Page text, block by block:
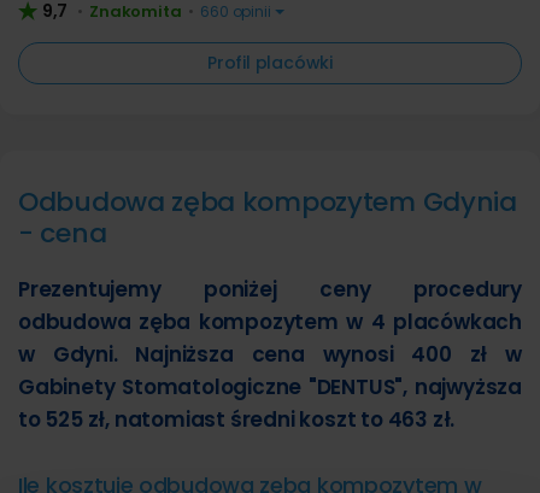
9,7 • Znakomita • 660 opinii
Profil placówki
Odbudowa zęba kompozytem Gdynia
- cena
Prezentujemy poniżej ceny procedury
odbudowa zęba kompozytem w 4 placówkach
w Gdyni. Najniższa cena wynosi 400 zł w
Gabinety Stomatologiczne "DENTUS", najwyższa
to 525 zł, natomiast średni koszt to 463 zł.
Ile kosztuje odbudowa zęba kompozytem w